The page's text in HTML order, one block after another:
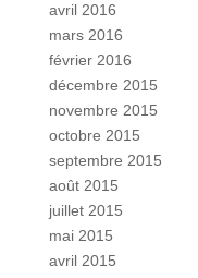
avril 2016
mars 2016
février 2016
décembre 2015
novembre 2015
octobre 2015
septembre 2015
août 2015
juillet 2015
mai 2015
avril 2015